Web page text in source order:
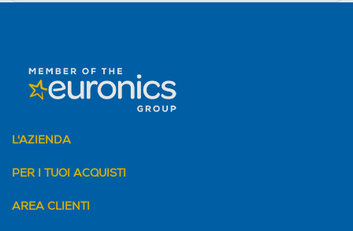
L'AZIENDA
PER I TUOI ACQUISTI
AREA CLIENTI